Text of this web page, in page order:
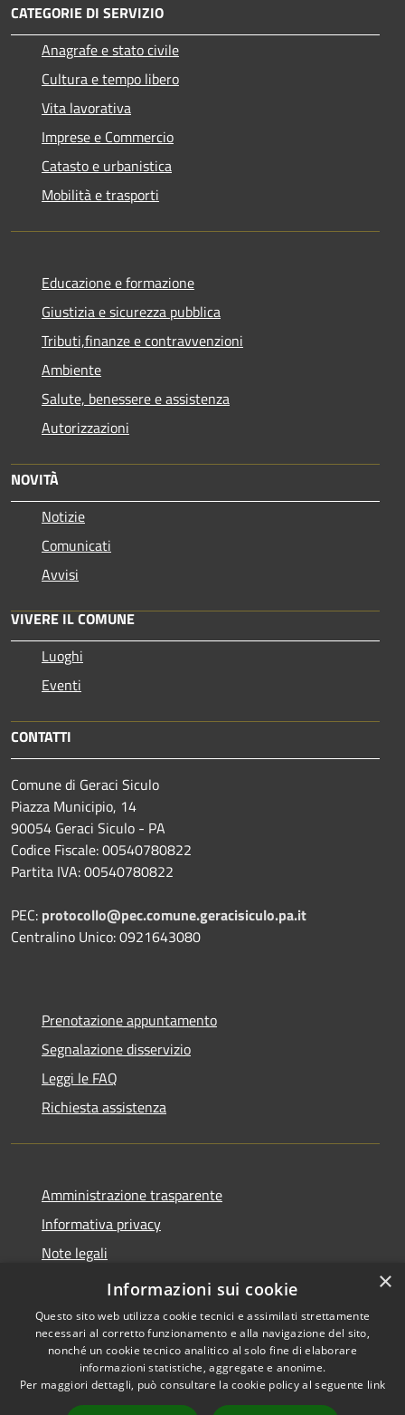
CATEGORIE DI SERVIZIO
Anagrafe e stato civile
Cultura e tempo libero
Vita lavorativa
Imprese e Commercio
Catasto e urbanistica
Mobilità e trasporti
Educazione e formazione
Giustizia e sicurezza pubblica
Tributi,finanze e contravvenzioni
Ambiente
Salute, benessere e assistenza
Autorizzazioni
NOVITÀ
Notizie
Comunicati
Avvisi
VIVERE IL COMUNE
Luoghi
Eventi
CONTATTI
Comune di Geraci Siculo
Piazza Municipio, 14
90054 Geraci Siculo - PA
Codice Fiscale: 00540780822
Partita IVA: 00540780822
PEC: protocollo@pec.comune.geracisiculo.pa.it
Centralino Unico: 0921643080
Prenotazione appuntamento
Segnalazione disservizio
Leggi le FAQ
Richiesta assistenza
Amministrazione trasparente
Informativa privacy
Note legali
Dichiarazione di accessibilità
Accessibilità
Copyright © 2026 • Comune di
Geraci Siculo • Powered by
×
Informazioni sui cookie
Questo sito web utilizza cookie tecnici e assimilati strettamente
necessari al corretto funzionamento e alla navigazione del sito,
nonché un cookie tecnico analitico al solo fine di elaborare
informazioni statistiche, aggregate e anonime.
Per maggiori dettagli, può consultare la cookie policy al seguente link